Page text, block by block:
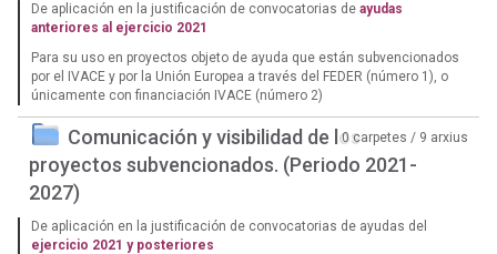
De aplicación en la justificación de convocatorias de ayudas
anteriores al ejercicio 2021
Para su uso en proyectos objeto de ayuda que están subvencionados
por el IVACE y por la Unión Europea a través del FEDER (número 1), o
únicamente con financiación IVACE (número 2)
Comunicación y visibilidad de los
proyectos subvencionados. (Periodo 2021-
2027)
0 carpetes / 9 arxius
De aplicación en la justificación de convocatorias de ayudas del
ejercicio 2021 y posteriores